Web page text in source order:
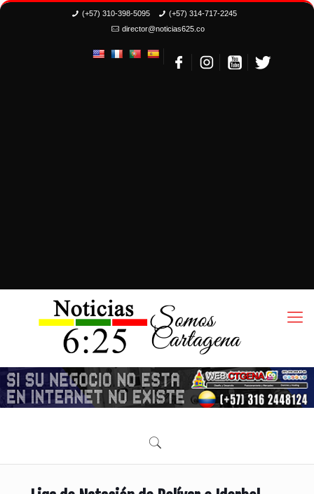
(+57) 310-398-5095
(+57) 314-717-2245
director@noticias625.co